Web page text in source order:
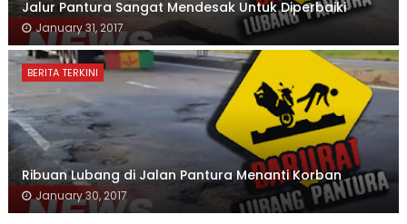
Jalur Pantura Sangat Mendesak Untuk Diperbaiki
January 31, 2017
BERITA TERKINI
Ribuan Lubang di Jalan Pantura Menanti Korban
January 30, 2017